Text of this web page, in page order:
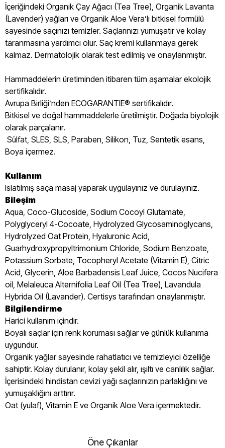
İçeriğindeki Organik Çay Ağacı (Tea Tree), Organik Lavanta
(Lavender) yağları ve Organik Aloe Vera’lı bitkisel formülü
sayesinde saçınızı temizler. Saçlarınızı yumuşatır ve kolay
taranmasına yardımcı olur. Saç kremi kullanmaya gerek
kalmaz. Dermatolojik olarak test edilmiş ve onaylanmıştır.
Hammaddelerin üretiminden itibaren tüm aşamalar ekolojik
sertifikalıdır.
Avrupa Birliği’nden ECOGARANTIE® sertifikalıdır.
Bitkisel ve doğal hammaddelerle üretilmiştir. Doğada biyolojik
olarak parçalanır.
Sülfat, SLES, SLS, Paraben, Silikon, Tuz, Sentetik esans,
Boya içermez.
Kullanım
Islatılmış saça masaj yaparak uygulayınız ve durulayınız.
Bileşim
Aqua, Coco-Glucoside, Sodium Cocoyl Glutamate,
Polyglyceryl 4-Cocoate, Hydrolyzed Glycosaminoglycans,
Hydrolyzed Oat Protein, Hyaluronic Acid,
Guarhydroxypropyltrimonium Chloride, Sodium Benzoate,
Potassium Sorbate, Tocopheryl Acetate (Vitamin E), Citric
Acid, Glycerin, Aloe Barbadensis Leaf Juice, Cocos Nucifera
oil, Melaleuca Alternifolia Leaf Oil (Tea Tree), Lavandula
Hybrida Oil (Lavander). Certisys tarafından onaylanmıştır.
Bilgilendirme
Harici kullanım içindir.
Boyalı saçlar için renk koruması sağlar ve günlük kullanıma
uygundur.
Organik yağlar sayesinde rahatlatıcı ve temizleyici özelliğe
sahiptir. Kolay durulanır, kolay şekil alır, ışıltı ve canlılık sağlar.
İçerisindeki hindistan cevizi yağı saçlarınızın parlaklığını ve
yumuşaklığını arttırır.
Oat (yulaf), Vitamin E ve Organik Aloe Vera içermektedir.
Öne Çıkanlar